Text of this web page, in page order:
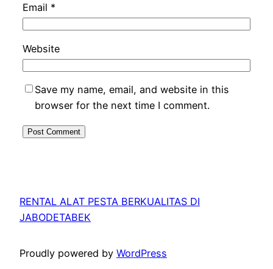
Email *
Website
Save my name, email, and website in this
browser for the next time I comment.
RENTAL ALAT PESTA BERKUALITAS DI
JABODETABEK
Proudly powered by WordPress